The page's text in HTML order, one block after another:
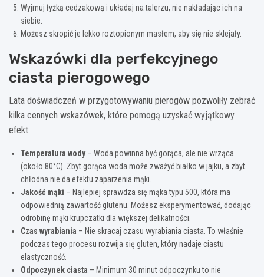
Wyjmuj łyżką cedzakową i układaj na talerzu, nie nakładając ich na
siebie.
Możesz skropić je lekko roztopionym masłem, aby się nie sklejały.
Wskazówki dla perfekcyjnego
ciasta pierogowego
Lata doświadczeń w przygotowywaniu pierogów pozwoliły zebrać
kilka cennych wskazówek, które pomogą uzyskać wyjątkowy
efekt:
Temperatura wody– Woda powinna być gorąca, ale nie wrząca
(około 80°C). Zbyt gorąca woda może zważyć białko w jajku, a zbyt
chłodna nie da efektu zaparzenia mąki.
Jakość mąki – Najlepiej sprawdza się mąka typu 500, która ma
odpowiednią zawartość glutenu. Możesz eksperymentować, dodając
odrobinę mąki krupczatki dla większej delikatności.
Czas wyrabiania – Nie skracaj czasu wyrabiania ciasta. To właśnie
podczas tego procesu rozwija się gluten, który nadaje ciastu
elastyczność.
Odpoczynek ciasta – Minimum 30 minut odpoczynku to nie